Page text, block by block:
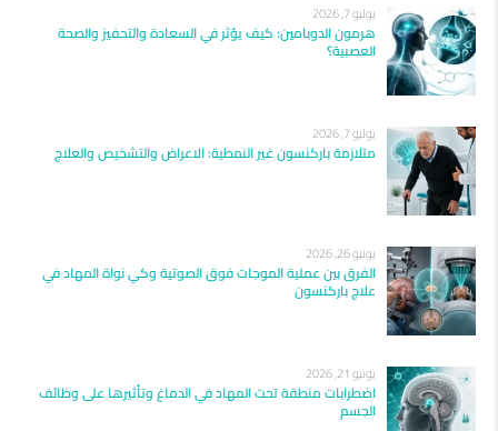
يوليو 7, 2026
هرمون الدوبامين: كيف يؤثر في السعادة والتحفيز والصحة
العصبية؟
يوليو 7, 2026
متلازمة باركنسون غير النمطية: الاعراض والتشخيص والعلاج
يونيو 26, 2026
الفرق بين عملية الموجات فوق الصوتية وكي نواة المهاد في
علاج باركنسون
يونيو 21, 2026
اضطرابات منطقة تحت المهاد في الدماغ وتأثيرها على وظائف
الجسم